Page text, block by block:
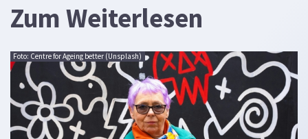
Zum Weiterlesen
Foto: Centre for Ageing better (Unsplash)